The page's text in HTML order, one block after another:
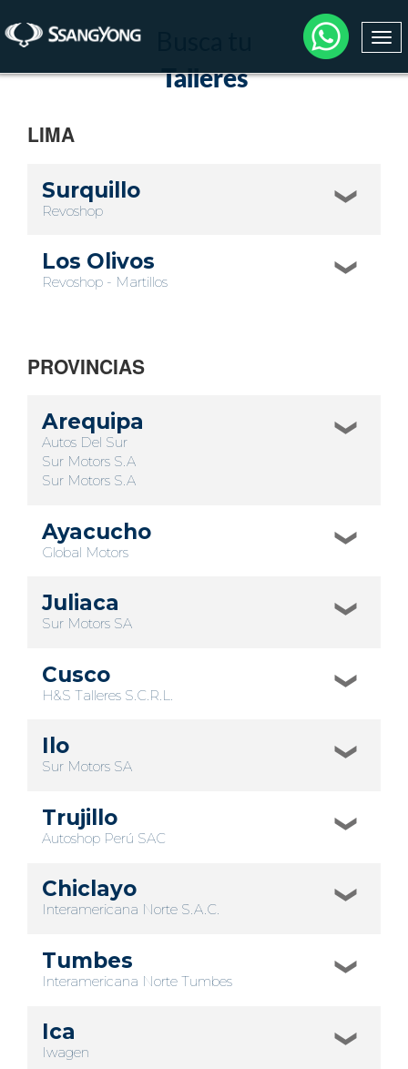
Talleres
LIMA
Surquillo
Revoshop
Los Olivos
Revoshop - Martillos
PROVINCIAS
Arequipa
Autos Del Sur
Sur Motors S.A
Sur Motors S.A
Ayacucho
Global Motors
Juliaca
Sur Motors SA
Cusco
H&S Talleres S.C.R.L.
Ilo
Sur Motors SA
Trujillo
Autoshop Perú SAC
Chiclayo
Interamericana Norte S.A.C.
Tumbes
Interamericana Norte Tumbes
Ica
Iwagen